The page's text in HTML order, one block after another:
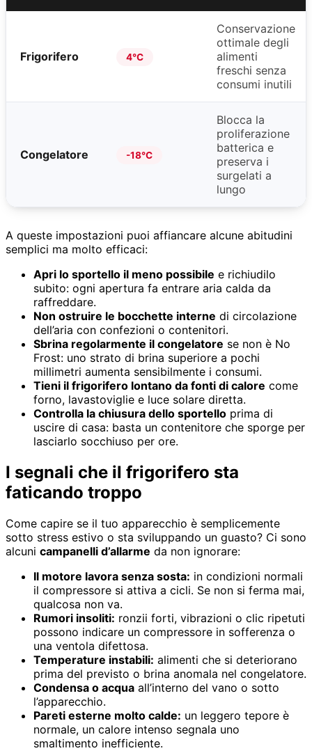
Frigorifero 4°C
Conservazione
ottimale degli
alimenti
freschi senza
consumi inutili
Congelatore -18°C
Blocca la
proliferazione
batterica e
preserva i
surgelati a
lungo
A queste impostazioni puoi affiancare alcune abitudini
semplici ma molto efficaci:
Apri lo sportello il meno possibile e richiudilo
subito: ogni apertura fa entrare aria calda da
raffreddare.
Non ostruire le bocchette interne di circolazione
dell’aria con confezioni o contenitori.
Sbrina regolarmente il congelatore se non è No
Frost: uno strato di brina superiore a pochi
millimetri aumenta sensibilmente i consumi.
Tieni il frigorifero lontano da fonti di calore come
forno, lavastoviglie e luce solare diretta.
Controlla la chiusura dello sportello prima di
uscire di casa: basta un contenitore che sporge per
lasciarlo socchiuso per ore.
I segnali che il frigorifero sta
faticando troppo
Come capire se il tuo apparecchio è semplicemente
sotto stress estivo o sta sviluppando un guasto? Ci sono
alcuni campanelli d’allarme da non ignorare:
Il motore lavora senza sosta: in condizioni normali
il compressore si attiva a cicli. Se non si ferma mai,
qualcosa non va.
Rumori insoliti: ronzii forti, vibrazioni o clic ripetuti
possono indicare un compressore in sofferenza o
una ventola difettosa.
Temperature instabili: alimenti che si deteriorano
prima del previsto o brina anomala nel congelatore.
Condensa o acqua all’interno del vano o sotto
l’apparecchio.
Pareti esterne molto calde: un leggero tepore è
normale, un calore intenso segnala uno
smaltimento inefficiente.